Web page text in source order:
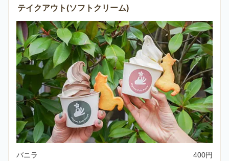
テイクアウト(ソフトクリーム)
バニラ 400円